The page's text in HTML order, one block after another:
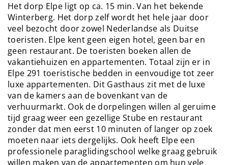
Het dorp Elpe ligt op ca. 15 min. Van het bekende
Winterberg. Het dorp zelf wordt het hele jaar door
veel bezocht door zowel Nederlandse als Duitse
toeristen. Elpe kent geen eigen hotel, geen bar en
geen restaurant. De toeristen boeken allen de
vakantiehuizen en appartementen. Totaal zijn er in
Elpe 291 toeristische bedden in eenvoudige tot zeer
luxe appartementen. Dit Gasthaus zit met de luxe
van de kamers aan de bovenkant van de
verhuurmarkt. Ook de dorpelingen willen al geruime
tijd graag weer een gezellige Stube en restaurant
zonder dat men eerst 10 minuten of langer op zoek
moeten naar iets dergelijks. Ook heeft Elpe een
professionele paraglidingschool welke graag gebruik
willen maken van de appartementen om hun vele